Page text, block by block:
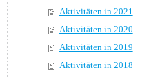
Aktivitäten in 2021
Aktivitäten in 2020
Aktivitäten in 2019
Aktivitäten in 2018